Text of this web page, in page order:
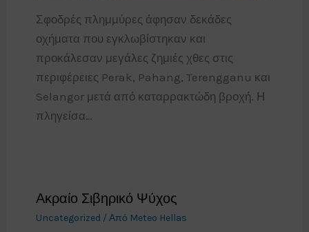
Σφοδρές πλημμύρες άφησαν δεκάδες
οχήματα που εγκλωβίστηκαν και
προκάλεσαν μεγάλες ζημιές χθες στις
περιφέρειες Perak, Pahang, Terengganu και
Selangor μετά από καταρρακτώδη βροχή. Η
πληγείσα…
Ακραίο Σιβηρικό Ψύχος
Uncategorized / Από Meteo Hellas